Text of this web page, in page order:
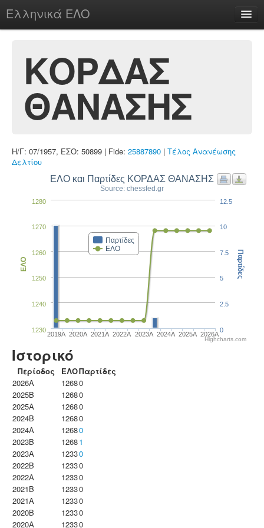
Ελληνικά ΕΛΟ
chesstu.be @ discord
Login
ΚΟΡΔΑΣ
ΘΑΝΑΣΗΣ
Η/Γ: 07/1957, ΕΣΟ: 50899 | Fide: 25887890 | Τέλος Ανανέωσης
Δελτίου
ΕΛΟ και Παρτίδες ΚΟΡΔΑΣ ΘΑΝΑΣΗΣ
Source: chessfed.gr
Παρτίδες
ΕΛΟ
2019A 2020A 2021A 2022A 2023Α 2024A 2025A 2026A
1230
1240
1250
1260
1270
1280
ΕΛΟ
0
2.5
5
7.5
10
12.5
Παρτίδες
Highcharts.com
Ιστορικό
Περίοδος ΕΛΟΠαρτίδες
2026A
12680
2025B
12680
2025A
12680
2024B
12680
2024A
12680
2023B
12681
2023Α
12330
2022B
12330
2022A
12330
2021B
12330
2021A
12330
2020B
12330
2020A
12330